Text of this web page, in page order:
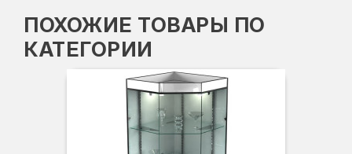
ПОХОЖИЕ ТОВАРЫ ПО
КАТЕГОРИИ